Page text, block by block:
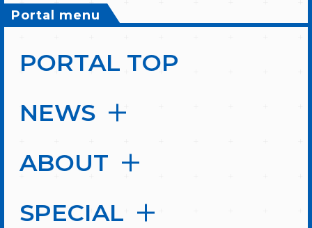
Portal menu
PORTAL TOP
NEWS
ABOUT
SPECIAL